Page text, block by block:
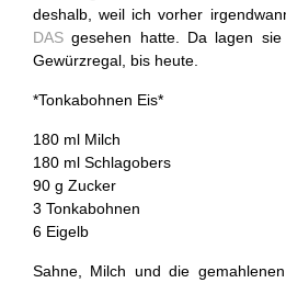
deshalb, weil ich vorher
DAS gesehen hatte. Da lagen
Gewürzregal, bis heute.
*Tonkabohnen Eis*
180 ml Milch
180 ml Schlagobers
90 g Zucker
3 Tonkabohnen
6 Eigelb
Sahne, Milch und die